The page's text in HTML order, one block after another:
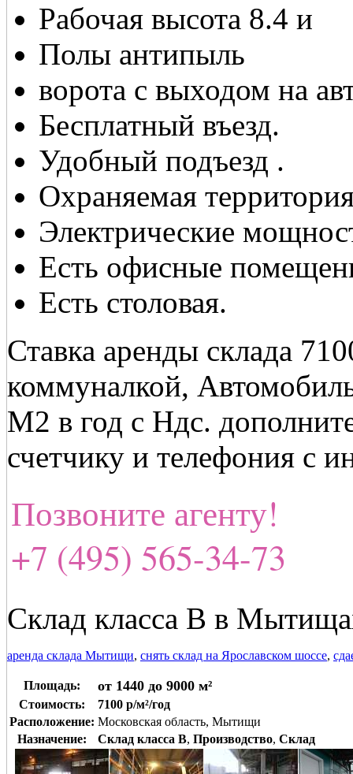
Рабочая высота 8.4 и
Полы антипыль
ворота с выходом на
Бесплатный въезд.
Удобный подъезд .
Охраняемая
Электрические
Есть офисные
Есть столовая.
Ставка аренды склада
коммуналкой,
М2 в год с Ндс.
счетчику и телефония с
Позвоните агенту!
+7 (495) 565-34-73
Склад класса В в
аренда склада Мытищи, снять склад на Ярославском шоссе,
Площадь: от 1440 до 9000 м²
Стоимость:
7100 р/м²/год
Расположение: Московская область, Мытищи
Назначение:
Склад класса B, Производство, Склад